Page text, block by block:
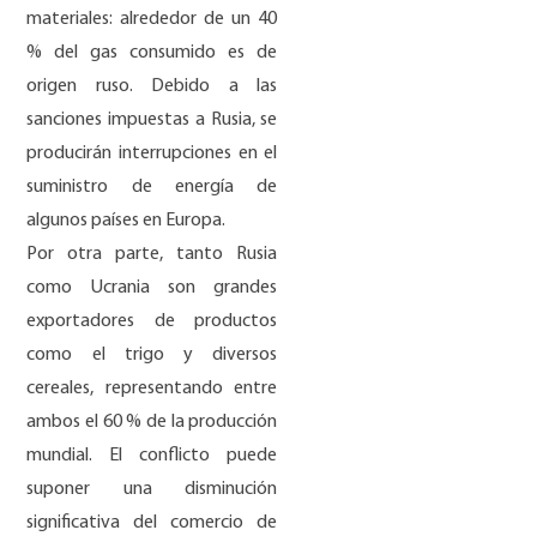
materiales: alrededor de un 40
% del gas consumido es de
origen ruso. Debido a las
sanciones impuestas a Rusia, se
producirán interrupciones en el
suministro de energía de
algunos países en Europa.
Por otra parte, tanto Rusia
como Ucrania son grandes
exportadores de productos
como el trigo y diversos
cereales, representando entre
ambos el 60 % de la producción
mundial. El conflicto puede
suponer una disminución
significativa del comercio de